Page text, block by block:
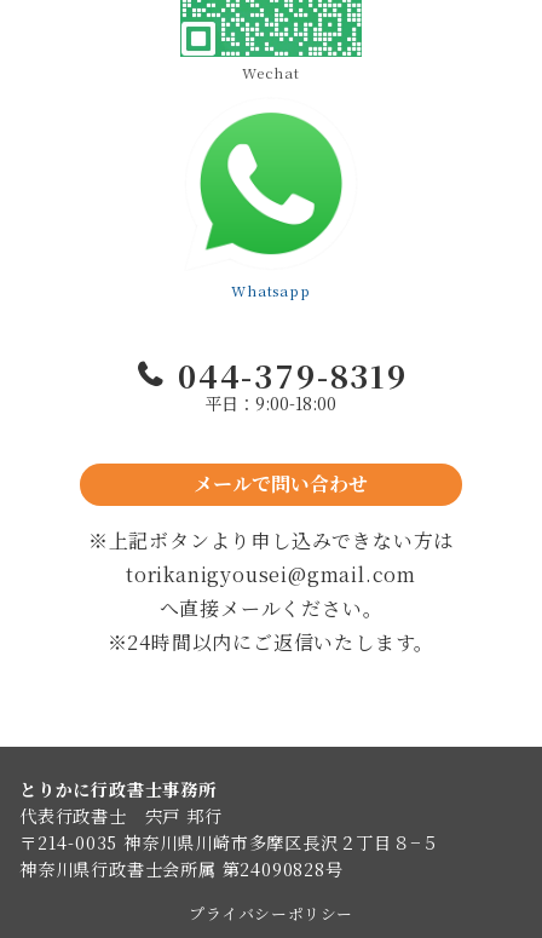
Wechat
Whatsapp
044-379-8319
平日：9:00-18:00
メールで問い合わせ
※上記ボタンより申し込みできない方は
torikanigyousei@gmail.com
へ直接メールください。
※24時間以内にご返信いたします。
とりかに行政書士事務所
代表行政書士 宍戸 邦行
〒214-0035 神奈川県川崎市多摩区長沢２丁目８−５
神奈川県行政書士会所属 第24090828号
プライバシーポリシー